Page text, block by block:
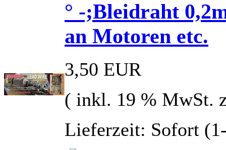
° -;Bleidraht
an Motoren etc.
3,50 EUR
( inkl. 19 % MwSt.
Lieferzeit: Sofort